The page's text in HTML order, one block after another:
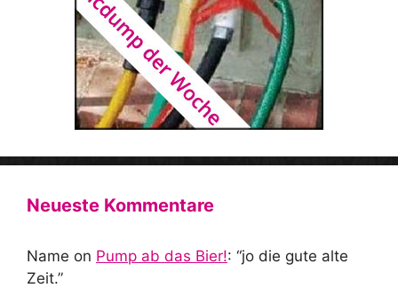
Neueste Kommentare
Name on Pump ab das Bier!: “jo die gute alte
Zeit.”